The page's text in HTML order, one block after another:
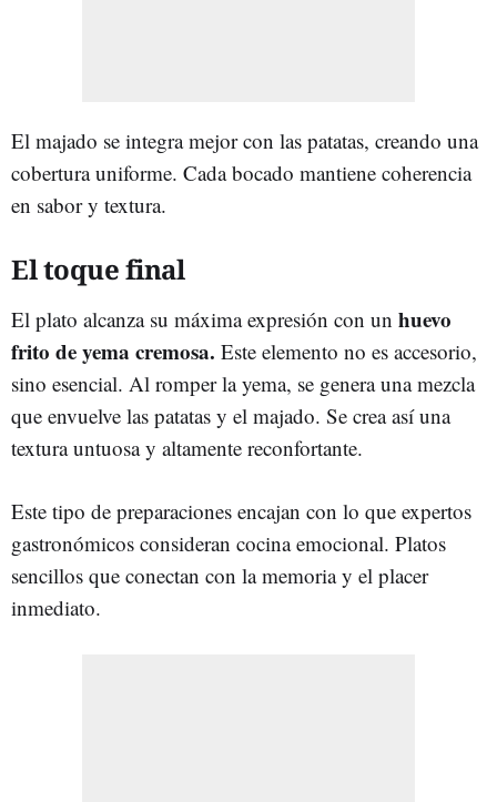
El majado se integra mejor con las patatas, creando una
cobertura uniforme. Cada bocado mantiene coherencia
en sabor y textura.
El toque final
El plato alcanza su máxima expresión con un huevo
frito de yema cremosa. Este elemento no es accesorio,
sino esencial. Al romper la yema, se genera una mezcla
que envuelve las patatas y el majado. Se crea así una
textura untuosa y altamente reconfortante.
Este tipo de preparaciones encajan con lo que expertos
gastronómicos consideran cocina emocional. Platos
sencillos que conectan con la memoria y el placer
inmediato.